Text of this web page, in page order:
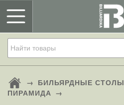
→ БИЛЬЯРДНЫЕ СТОЛЫ
ПИРАМИДА →